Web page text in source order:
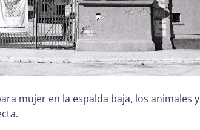
mujer en la espalda baja, los animales y